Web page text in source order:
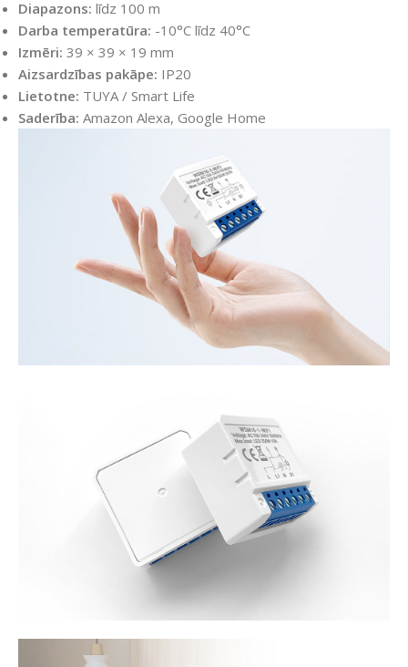
Diapazons: līdz 100 m
Darba temperatūra: -10°C līdz 40°C
Izmēri: 39 × 39 × 19 mm
Aizsardzības pakāpe: IP20
Lietotne: TUYA / Smart Life
Saderība: Amazon Alexa, Google Home